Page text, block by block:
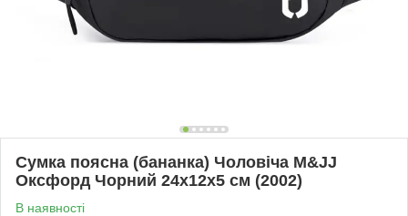
Сумка поясна (бананка) Чоловіча M&JJ
Оксфорд Чорний 24х12х5 см (2002)
В наявності